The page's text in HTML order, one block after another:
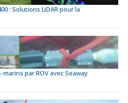
: Solutions LiDAR pour la
par ROV avec Seaway